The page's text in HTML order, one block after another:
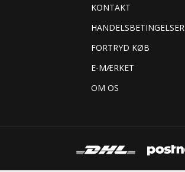
KONTAKT
HANDELSBETINGELSER
FORTRYD KØB
E-MÆRKET
OM OS